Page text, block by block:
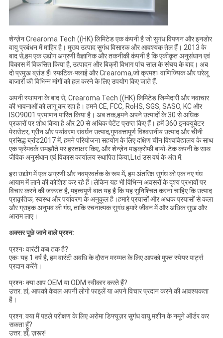
शेन्ज़ेन Crearoma Tech ((HK) लिमिटेड एक कंपनी है जो सुगंध विपणन और इनडोर
वायु प्रबंधन में माहिर है। मुख्य उत्पाद सुगंध विसारक और आवश्यक तेल हैं। 2013 के
बाद से,हम एक उद्योग अग्रणी वैज्ञानिक और तकनीकी कंपनी है कि एकीकृत अनुसंधान एवं
विकास में विकसित किया है, उत्पादन और बिक्री विभाग पांच साल के संचय के बाद। अब
दो प्रमुख ब्रांड हैंः स्फटिक-फ्लाई और Crearoma,जो क्रमशः वाणिज्यिक और घरेलू
बाजारों की विभिन्न मांगों को हल करने के लिए उपयोग किए जाते हैं.
अपनी स्थापना के बाद से, Crearoma Tech ((HK) लिमिटेड जिम्मेदारी और नवाचार
की भावनाओं को लागू कर रहा है। हमने CE, FCC, RoHS, SGS, SASO, KC और
ISO9001 प्रमाणन पारित किया है। अब तक,हमने अपने उत्पादों के 30 से अधिक
प्रकारों पर शोध किया है और 20 से अधिक पेटेंट प्राप्त किए हैं। हमें 360 इनक्यूबेटर
पेससेटर, ग्रीन और पर्यावरण संवर्धन उत्पाद,गुणवत्तापूर्ण विश्वसनीय उत्पाद और चीनी
प्रसिद्ध ब्रांड2017 में, हमने परियोजना सहयोग के लिए दक्षिण चीन विश्वविद्यालय के साथ
एक फ्रेमवर्क समझौते पर हस्ताक्षर किए, और शेन्ज़ेन माइक्रोफी बायो-टेक कंपनी के साथ
जैविक अनुसंधान एवं विकास कार्यालय स्थापित किया,Ltd उस वर्ष के अंत में.
इस उद्योग में एक अग्रणी और नवप्रवर्तक के रूप में, हम अंतरिक्ष सुगंध को एक नए गंध
आयाम में लाने की कोशिश कर रहे हैं।लेकिन यह भी विभिन्न अवसरों के दृश्य प्रभावों पर
विचार करने की जरूरत है, महत्वपूर्ण बात यह है कि यह सुनिश्चित करना चाहिए कि उत्पाद
प्राकृतिक, स्वस्थ और पर्यावरण के अनुकूल है।हमारे प्रयासों और अथक प्रयासों से कला
और ग्राहक अनुभव की गंध, ताकि रचनात्मक सुगंध हमारे जीवन में और अधिक सुख और
आराम लाए।
अक्सर पूछे जाने वाले प्रश्न:
प्रश्नः वारंटी कब तक है?
एकः यह 1 वर्ष है, हम वारंटी अवधि के दौरान मरम्मत के लिए आपको मुफ्त स्पेयर पार्ट्स
प्रदान करेंगे।
प्रश्नः क्या आप OEM या ODM स्वीकार करते हैं?
उत्तर: हां, आपको केवल अपनी लोगो फाइलें या अपने विचार प्रदान करने की आवश्यकता
है।
प्रश्न: क्या मैं पहले परीक्षण के लिए अरोमा डिफ्यूज़र सुगंध वायु मशीन के नमूने ऑर्डर कर
सकता हूँ?
उत्तर: हाँ, ज़रूर!